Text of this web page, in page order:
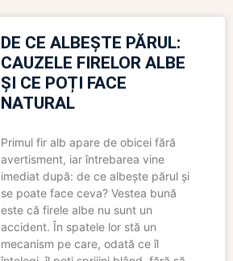
DE CE ALBEȘTE PĂRUL:
CAUZELE FIRELOR ALBE
ȘI CE POȚI FACE
NATURAL
Primul fir alb apare de obicei fără
avertisment, iar întrebarea vine
imediat după: de ce albește părul și
se poate face ceva? Vestea bună
este că firele albe nu sunt un
accident. În spatele lor stă un
mecanism pe care, odată ce îl